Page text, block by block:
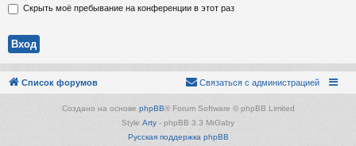
Скрыть моё пребывание на конференции в этот раз
Список форумов Связаться с администрацией
Создано на основе phpBB® Forum Software © phpBB Limited
Style Arty - phpBB 3.3 MrGaby
Русская поддержка phpBB